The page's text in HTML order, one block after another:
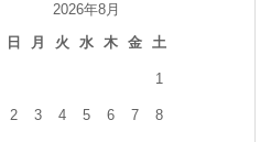
2026年8月
日
月 火 水 木 金 土
1
2 3 4 5 6 7 8